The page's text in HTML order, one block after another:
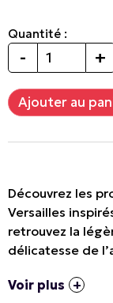
Quantité :
- +
Découvrez les
Versailles
retrouvez la
délicatesse de
Voir plus